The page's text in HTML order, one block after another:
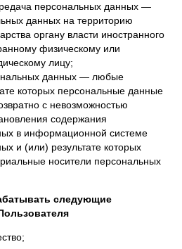
персональных данных —
данных на территорию
органу власти иностранного
физическому или
лицу;
данных — любые
которых персональные данные
с невозможностью
содержания
в информационной системе
и (или) результате которых
носители персональных
следующие